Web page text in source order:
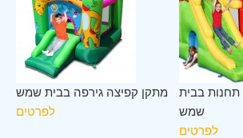
מתקן קפיצה גירפה בבית שמש
לפרטים
מתקן קפיצה 6 תחנות בבית
שמש
לפרטים